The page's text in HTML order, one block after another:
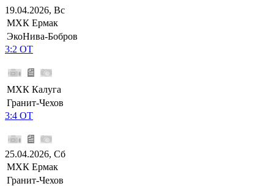
19.04.2026, Вс
МХК Ермак
ЭкоНива-Бобров
3:2 ОТ
МХК Калуга
Гранит-Чехов
3:4 ОТ
25.04.2026, Сб
МХК Ермак
Гранит-Чехов